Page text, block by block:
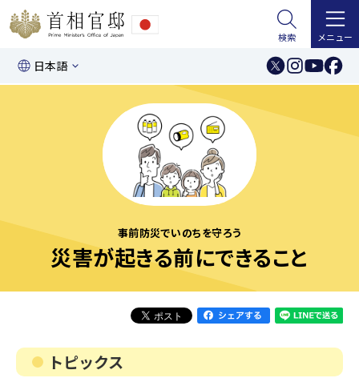
検索 メニュー
日本語
事前防災でいのちを守ろう
災害が起きる前にできること
トピックス